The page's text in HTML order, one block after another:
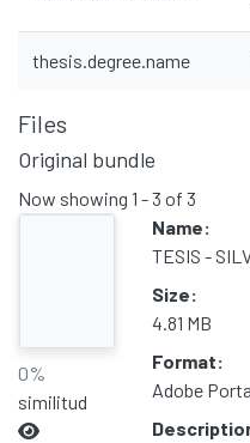
thesis.degree.name
Files
Original bundle
Now showing 1 - 3 of 3
0%
similitud
Name:
TESIS -
Size:
4.81 MB
Format:
Adobe